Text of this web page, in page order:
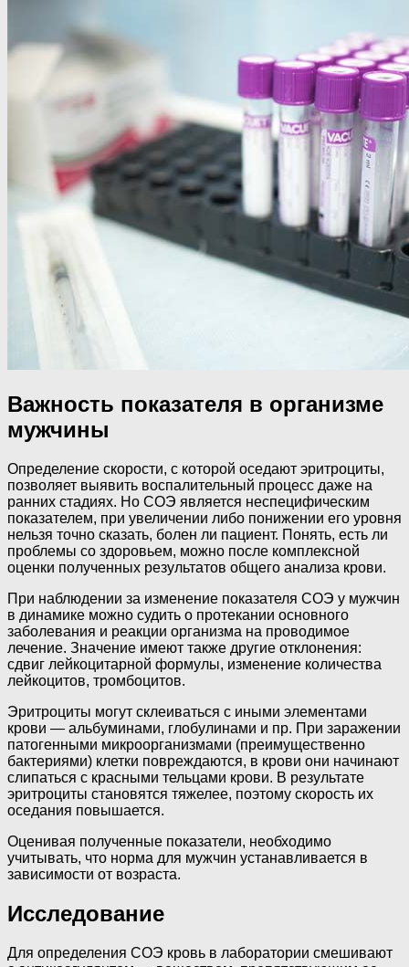
Важность показателя в организме
мужчины
Определение скорости, с которой оседают эритроциты,
позволяет выявить воспалительный процесс даже на
ранних стадиях. Но СОЭ является неспецифическим
показателем, при увеличении либо понижении его уровня
нельзя точно сказать, болен ли пациент. Понять, есть ли
проблемы со здоровьем, можно после комплексной
оценки полученных результатов общего анализа крови.
При наблюдении за изменение показателя СОЭ у мужчин
в динамике можно судить о протекании основного
заболевания и реакции организма на проводимое
лечение. Значение имеют также другие отклонения:
сдвиг лейкоцитарной формулы, изменение количества
лейкоцитов, тромбоцитов.
Эритроциты могут склеиваться с иными элементами
крови — альбуминами, глобулинами и пр. При заражении
патогенными микроорганизмами (преимущественно
бактериями) клетки повреждаются, в крови они начинают
слипаться с красными тельцами крови. В результате
эритроциты становятся тяжелее, поэтому скорость их
оседания повышается.
Оценивая полученные показатели, необходимо
учитывать, что норма для мужчин устанавливается в
зависимости от возраста.
Исследование
Для определения СОЭ кровь в лаборатории смешивают